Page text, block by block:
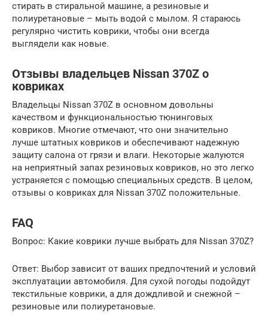
стирать в стиральной машине, а резиновые и
полиуретановые – мыть водой с мылом. Я стараюсь
регулярно чистить коврики, чтобы они всегда
выглядели как новые.
Отзывы владельцев Nissan 370Z о
ковриках
Владельцы Nissan 370Z в основном довольны
качеством и функциональностью тюнинговых
ковриков. Многие отмечают, что они значительно
лучше штатных ковриков и обеспечивают надежную
защиту салона от грязи и влаги. Некоторые жалуются
на неприятный запах резиновых ковриков, но это легко
устраняется с помощью специальных средств. В целом,
отзывы о ковриках для Nissan 370Z положительные.
FAQ
Вопрос: Какие коврики лучше выбрать для Nissan 370Z?
Ответ: Выбор зависит от ваших предпочтений и условий
эксплуатации автомобиля. Для сухой погоды подойдут
текстильные коврики, а для дождливой и снежной –
резиновые или полиуретановые.